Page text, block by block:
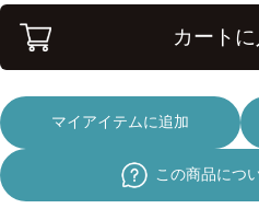
カート
マイアイテムに追加
この商品につ